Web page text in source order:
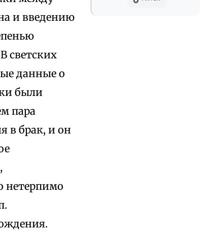
и введению
светских
данные о
были
пара
в брак, и он
нетерпимо